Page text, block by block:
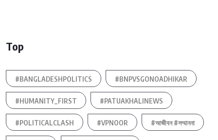
Top
#BANGLADESHPOLITICS #BNPVSGONOADHIKAR
#HUMANITY_FIRST #PATUAKHALINEWS
#POLITICALCLASH #VPNOOR #আজীবন #সম্মাননা